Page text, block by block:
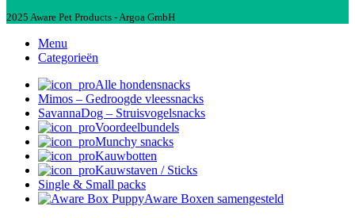
2025 Aware Pet Products - Argoa GmbH
Menu
Categorieën
Alle hondensnacks
Mimos – Gedroogde vleessnacks
SavannaDog – Struisvogelsnacks
Voordeelbundels
Munchy snacks
Kauwbotten
Kauwstaven / Sticks
Single & Small packs
Aware Boxen samengesteld